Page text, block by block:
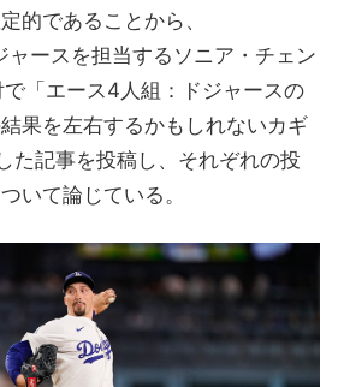
的であることから、
ャースを担当するソニア・チェン
「エース4人組：ドジャースの
果を左右するかもしれないカギ
た記事を投稿し、それぞれの投
いて論じている。